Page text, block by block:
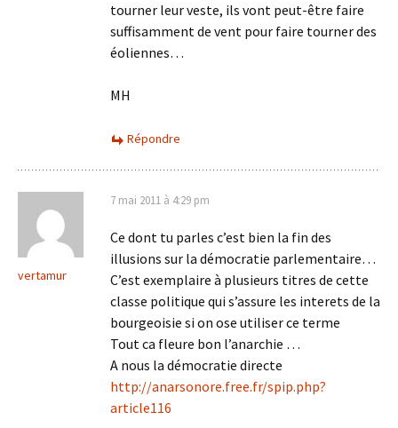
tourner leur veste, ils vont peut-être faire
suffisamment de vent pour faire tourner des
éoliennes…
MH
Répondre
vertamur
7 mai 2011 à 4:29 pm
Ce dont tu parles c’est bien la fin des
illusions sur la démocratie parlementaire…
C’est exemplaire à plusieurs titres de cette
classe politique qui s’assure les interets de la
bourgeoisie si on ose utiliser ce terme
Tout ca fleure bon l’anarchie …
A nous la démocratie directe
http://anarsonore.free.fr/spip.php?
article116